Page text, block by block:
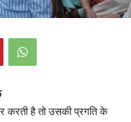
है तो उसकी प्रगति के